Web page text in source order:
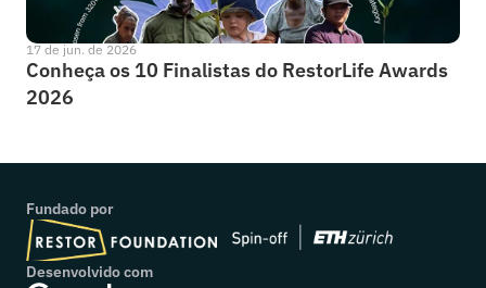
17 de jun. de 2026
Conheça os 10 Finalistas do RestorLife Awards
2026
Fundado por
Desenvolvido com